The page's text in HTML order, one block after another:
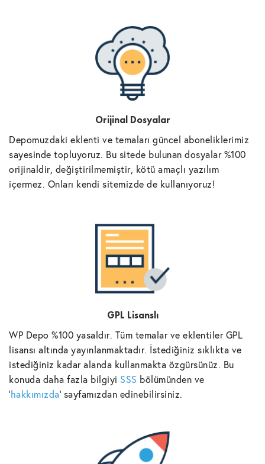
Orijinal Dosyalar
Depomuzdaki eklenti ve temaları güncel aboneliklerimiz
sayesinde topluyoruz. Bu sitede bulunan dosyalar %100
orijinaldir, değiştirilmemiştir, kötü amaçlı yazılım
içermez. Onları kendi sitemizde de kullanıyoruz!
GPL Lisanslı
WP Depo %100 yasaldır. Tüm temalar ve eklentiler GPL
lisansı altında yayınlanmaktadır. İstediğiniz sıklıkta ve
istediğiniz kadar alanda kullanmakta özgürsünüz. Bu
konuda daha fazla bilgiyi SSS bölümünden ve
'hakkımızda' sayfamızdan edinebilirsiniz.